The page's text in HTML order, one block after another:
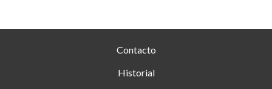
Contacto
Historial